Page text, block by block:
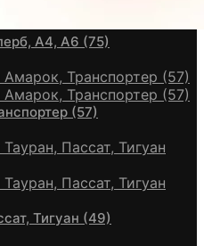
А4, А6 (75)
(57)
Тигуан (49)